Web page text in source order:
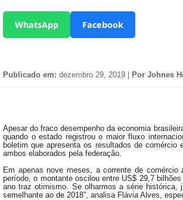
WhatsApp Facebook
Publicado em: dezembro 29, 2019 | Por Johnes
Apesar do fraco desempenho da economia
quando o estado registrou o maior fluxo
boletim que apresenta os resultados de
ambos elaborados pela federação.
Em apenas nove meses, a corrente de
período, o montante oscilou entre US$ 29,7
ano traz otimismo. Se olharmos a série histórica,
semelhante ao de 2018”, analisa Flávia Alves,